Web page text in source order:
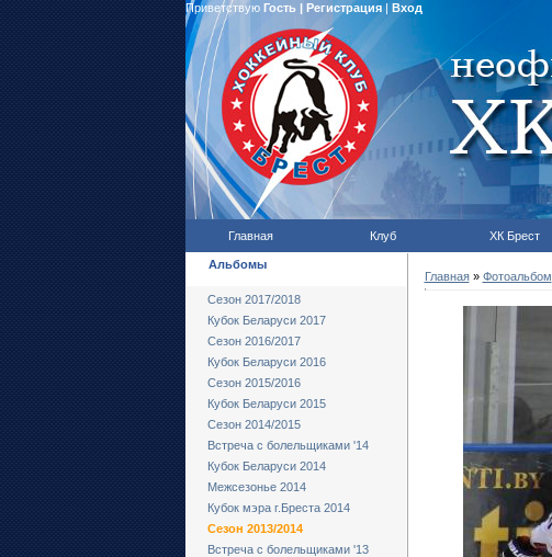
Приветствую Гость | Регистрация| Вход
Главная Клуб ХК Брест
Альбомы
Сезон 2017/2018
Кубок Беларуси 2017
Сезон 2016/2017
Кубок Беларуси 2016
Сезон 2015/2016
Кубок Беларуси 2015
Сезон 2014/2015
Встреча с болельщиками '14
Кубок Беларуси 2014
Межсезонье 2014
Кубок мэра г.Бреста 2014
Сезон 2013/2014
Встреча с болельщиками '13
Главная» Фотоальбом